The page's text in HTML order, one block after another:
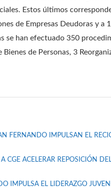
Estos últimos
de Empresas Deudoras y a
se han efectuado 350
Bienes de Personas, 3
FERNANDO IMPULSAN EL
ACELERAR REPOSICIÓN
IMPULSA EL LIDERAZGO